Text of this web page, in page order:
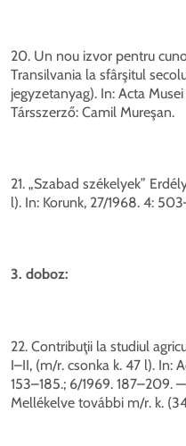
20. Un nou izvor pentru
Transilvania la sfârşitul
jegyzetanyag). In: Acta
Társszerző: Camil Mureşan.
21. „Szabad székelyek”
l). In: Korunk, 27/1968. 4:
3. doboz:
22. Contribuţii la studiul
I–II, (m/r. csonka k. 47 l). In:
153–185.; 6/1969. 187–209.
Mellékelve további m/r. k.